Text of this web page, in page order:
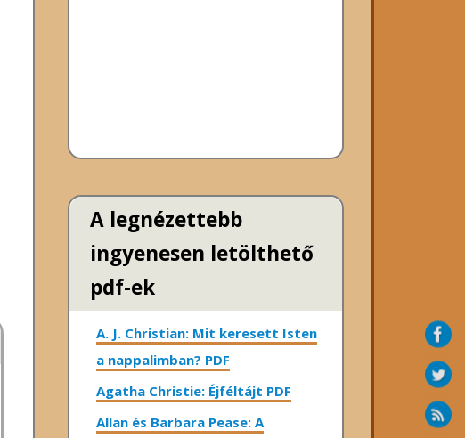
A legnézettebb
ingyenesen letölthető
pdf-ek
A. J. Christian: Mit keresett Isten
a nappalimban? PDF
Agatha Christie: Éjféltájt PDF
Allan és Barbara Pease: A